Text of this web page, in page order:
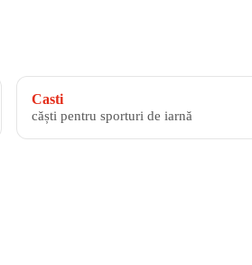
Casti
căști pentru sporturi de iarnă